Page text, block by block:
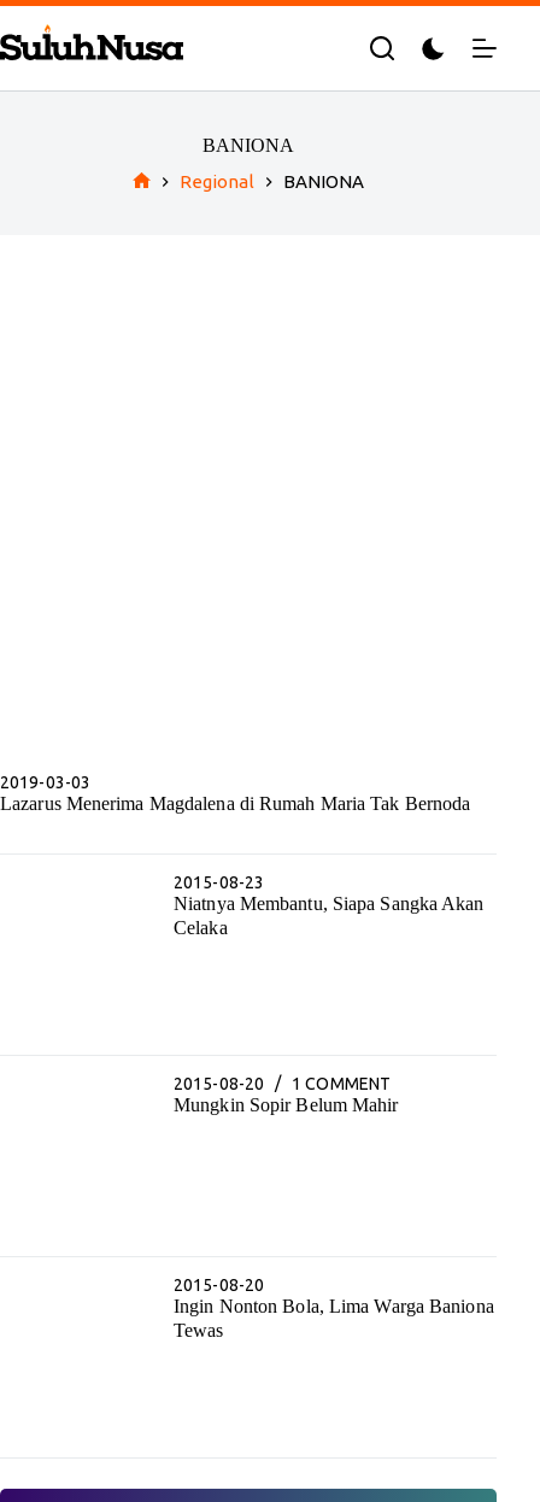
Skip
to
content
BANIONA
Regional BANIONA
2019-03-03
Lazarus Menerima Magdalena di Rumah Maria Tak Bernoda
2015-08-23
Niatnya Membantu, Siapa Sangka Akan
Celaka
2015-08-20 1 COMMENT
Mungkin Sopir Belum Mahir
2015-08-20
Ingin Nonton Bola, Lima Warga Baniona
Tewas